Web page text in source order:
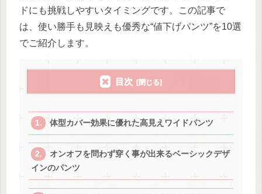
ドにも挑戦しやすいタイミングです。この記事で
は、使い勝手も見映えも優秀な“値下げパンツ”を10選
でご紹介します。
目次
体型カバー効果に優れた高見えワイドパンツ
オンオフを問わず穿く事が出来るベーシックデザ
インのパンツ